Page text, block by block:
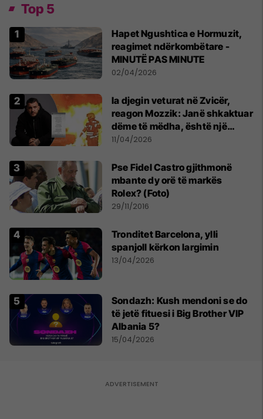
Top 5
Hapet Ngushtica e Hormuzit,
reagimet ndërkombëtare -
MINUTË PAS MINUTE
02/04/2026
Ia djegin veturat në Zvicër,
reagon Mozzik: Janë shkaktuar
dëme të mëdha, është një
bandë nga Franca
11/04/2026
Pse Fidel Castro gjithmonë
mbante dy orë të markës
Rolex? (Foto)
29/11/2016
Tronditet Barcelona, ylli
spanjoll kërkon largimin
13/04/2026
Sondazh: Kush mendoni se do
të jetë fituesi i Big Brother VIP
Albania 5?
15/04/2026